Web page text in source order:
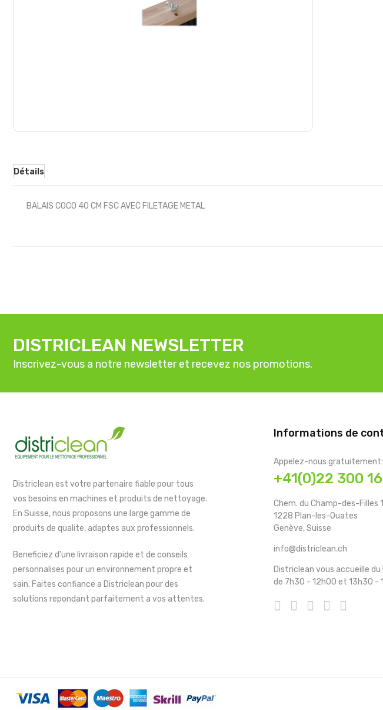
Détails
BALAIS COCO 40 CM FSC AVEC FILETAGE METAL
DISTRICLEAN NEWSLETTER
Inscrivez-vous a notre newsletter et recevez nos promotions.
Districlean est votre partenaire fiable pour tous
vos besoins en machines et produits de nettoyage.
En Suisse, nous proposons une large gamme de
produits de qualite, adaptes aux professionnels.
Beneficiez d'une livraison rapide et de conseils
personnalises pour un environnement propre et
sain. Faites confiance a Districlean pour des
solutions repondant parfaitement a vos attentes.
Informations de
Appelez-nous gratuitement:
+41(0)22 300
Chem. du Champ-des-Filles
1228 Plan-les-Ouates
Genève, Suisse
info@districlean.ch
Districlean vous accueille du
de 7h30 - 12h00 et 13h30 -